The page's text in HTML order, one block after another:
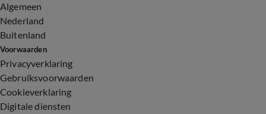
Algemeen
Nederland
Buitenland
Voorwaarden
Privacyverklaring
Gebruiksvoorwaarden
Cookieverklaring
Digitale diensten